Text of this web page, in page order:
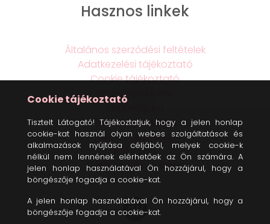
Hasznos linkek
Általános szerződési feltételek
Adatkezelési tájékoztató
Cookie tájékoztató
Fogyasztóbarát
Elállási nyilatkozat
Akciós termékek
Raktáron
Elállás a szerződéstől
Cookie tájékoztató
Tisztelt Látogató! Tájékoztatjuk, hogy a jelen honlap
cookie-kat használ olyan webes szolgáltatások és
alkalmazások nyújtása céljából, melyek cookie-k
nélkül nem lennének elérhetőek az Ön számára. A
jelen honlap használatával Ön hozzájárul, hogy a
böngészője fogadja a cookie-kat.
A jelen honlap használatával Ön hozzájárul, hogy a
böngészője fogadja a cookie-kat.